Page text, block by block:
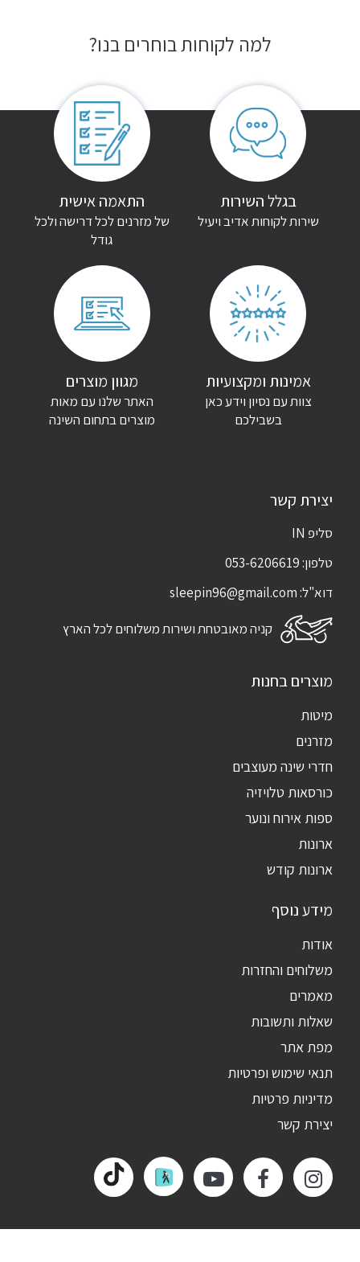
למה לקוחות בוחרים בנו?
בגלל השירות
שירות לקוחות אדיב ויעיל
התאמה אישית
של מזרנים לכל דרישה ולכל
גודל
אמינות ומקצועיות
צוות עם נסיון וידע כאן
בשבילכם
מגוון מוצרים
האתר שלנו עם מאות
מוצרים בתחום השינה
יצירת קשר
סליפ IN
טלפון:053-6206619
דוא"ל:sleepin96@gmail.com
קניה מאובטחת ושירות משלוחים לכל הארץ
מוצרים בחנות
מיטות
מזרנים
חדרי שינה מעוצבים
כורסאות טלויזיה
ספות אירוח ונוער
ארונות
ארונות קודש
מידע נוסף
אודות
משלוחים והחזרות
מאמרים
שאלות ותשובות
מפת אתר
תנאי שימוש ופרטיות
מדיניות פרטיות
יצירת קשר